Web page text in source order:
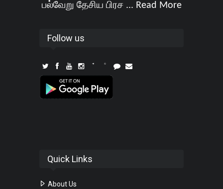
பல்வேறு தேசிய பிரச ... Read More
Follow us
Quick Links
About Us